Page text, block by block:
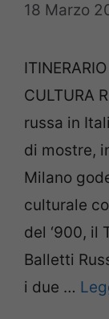
18 Marzo
CULTURA
russa in
di mostre,
Milano
culturale
del ‘900, il
Balletti
i due …